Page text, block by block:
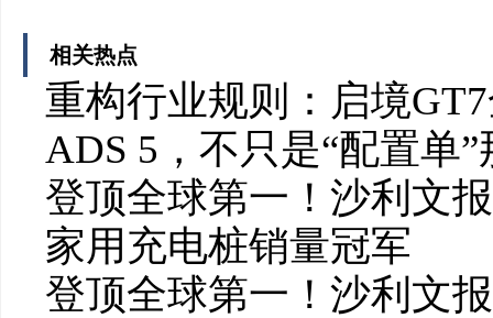
相关热点
重构行业规则：启境
ADS 5，不只是“配置单
登顶全球第一！沙利文
家用充电桩销量冠军
登顶全球第一！沙利文